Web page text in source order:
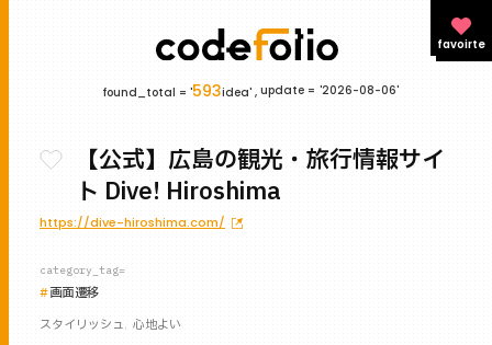
found_total = '593idea' , update ='2026-08-06'
favoirte
【公式】広島の観光・旅行情報サイ
ト Dive! Hiroshima
https://dive-hiroshima.com/
category_tag=
画面遷移
スタイリッシュ 心地よい